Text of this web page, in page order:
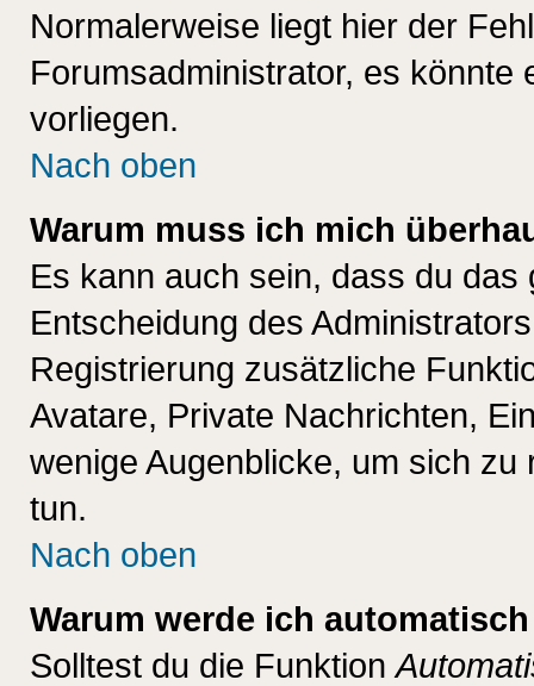
Normalerweise liegt hier der
Forumsadministrator, es könnte
vorliegen.
Nach oben
Warum muss ich mich
Es kann auch sein, dass du
Entscheidung des
Registrierung zusätzliche
Avatare, Private Nachrichten,
wenige Augenblicke, um sich
tun.
Nach oben
Warum werde ich
Solltest du die Funktion